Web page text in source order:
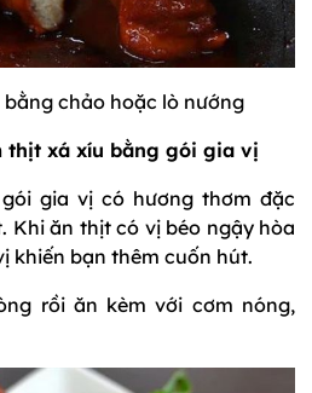
chảo hoặc lò nướng
thịt xá xíu bằng gói gia vị
gia vị có hương thơm đặc
Khi ăn thịt có vị béo ngậy hòa
khiến bạn thêm cuốn hút.
rồi ăn kèm với cơm nóng,